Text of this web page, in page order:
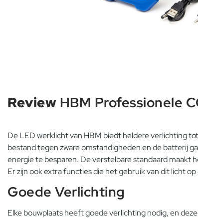
Review HBM Professionele
De LED werklicht van HBM biedt heldere verlichting
bestand tegen zware omstandigheden en de batterij
energie te besparen. De verstelbare standaard
Er zijn ook extra functies die het gebruik van dit licht
Goede Verlichting
Elke bouwplaats heeft goede verlichting nodig, en